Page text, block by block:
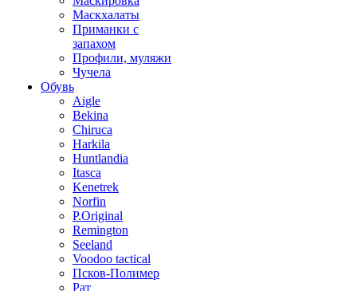
Маскхалаты
Приманки с
запахом
Профили, муляжи
Чучела
Обувь
Aigle
Bekina
Chiruсa
Harkila
Huntlandia
Itasca
Kenetrek
Norfin
P.Original
Remington
Seeland
Voodoo tactical
Псков-Полимер
Рат